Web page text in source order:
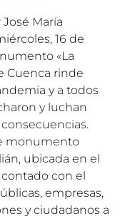
María
16 de
«La
Cuenca rinde
y a todos
y luchan
monumento
ubicada en el
con el
empresas,
y ciudadanos a